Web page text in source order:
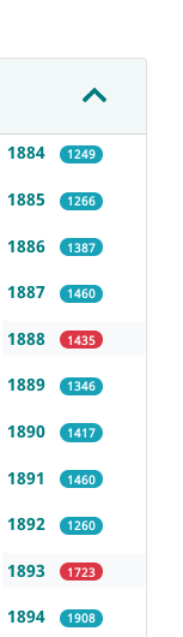
1884 1249
1885 1266
1886 1387
1887 1460
1888 1435
1889 1346
1890 1417
1891 1460
1892 1260
1893 1723
1894 1908